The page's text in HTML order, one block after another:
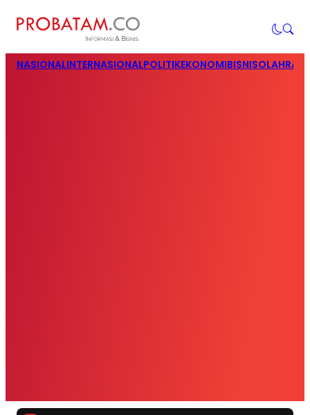
NASIONALINTERNASIONALPOLITIKEKONOMIBISNIS